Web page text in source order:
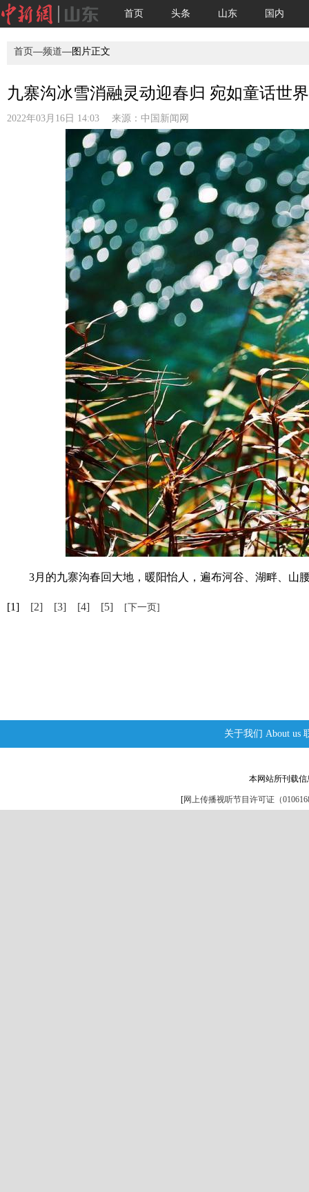
首页 头条 山东 国内
首页—频道—图片正文
九寨沟冰雪消融灵动迎春归 宛如童话世界
2022年03月16日 14:03 来源： 中国新闻网
3月的九寨沟春回大地，暖阳怡人，遍布河谷、湖畔、山
[1] [2] [3] [4] [5] [下一页]
关于我们 About us
本网站所刊载
[网上传播视听节目许可证（